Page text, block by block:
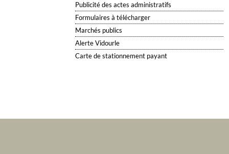
Publicité des actes administratifs
Formulaires à télécharger
Marchés publics
Alerte Vidourle
Carte de stationnement payant